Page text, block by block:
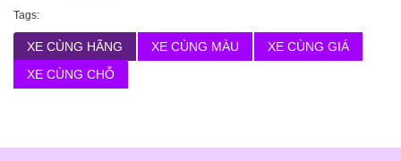
Tags:
XE CÙNG HÃNG XE CÙNG MÀU
XE CÙNG GIÁ
XE CÙNG CHỖ